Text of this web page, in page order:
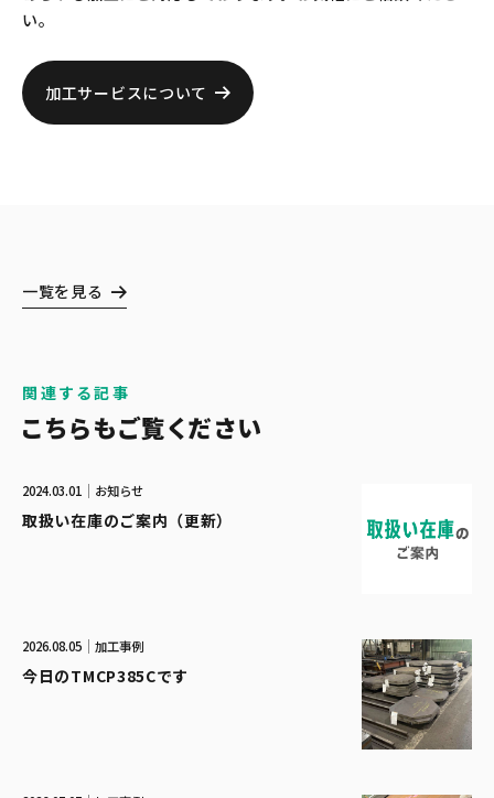
い。
加工サービスについて
一覧を見る
関連する記事
こちらもご覧ください
2024.03.01 お知らせ
取扱い在庫のご案内（更新）
2026.08.05 加工事例
今日のTMCP385Cです